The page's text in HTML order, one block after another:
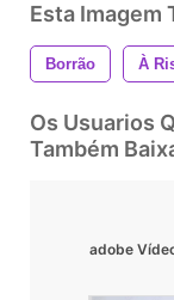
Esta Imagem
Borrão À
Os Usuarios
Também
adobe